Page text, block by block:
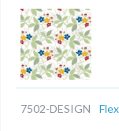
7502-DESIGN